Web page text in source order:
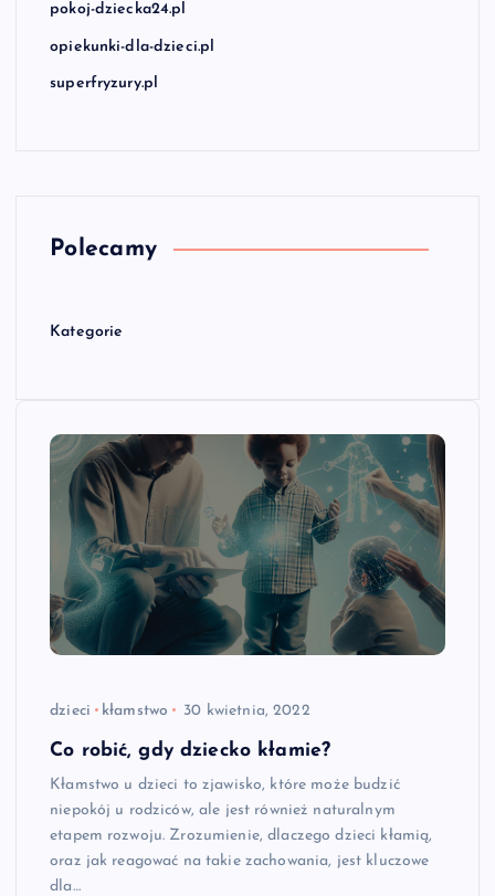
pokoj-dziecka24.pl
opiekunki-dla-dzieci.pl
superfryzury.pl
Polecamy
Kategorie
dzieci kłamstwo 30 kwietnia, 2022
Co robić, gdy dziecko kłamie?
Kłamstwo u dzieci to zjawisko, które może budzić
niepokój u rodziców, ale jest również naturalnym
etapem rozwoju. Zrozumienie, dlaczego dzieci kłamią,
oraz jak reagować na takie zachowania, jest kluczowe
dla…